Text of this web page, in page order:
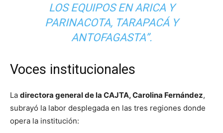
LOS EQUIPOS EN ARICA Y
PARINACOTA, TARAPACÁ Y
ANTOFAGASTA”.
Voces institucionales
La directora general de la CAJTA, Carolina Fernández,
subrayó la labor desplegada en las tres regiones donde
opera la institución: